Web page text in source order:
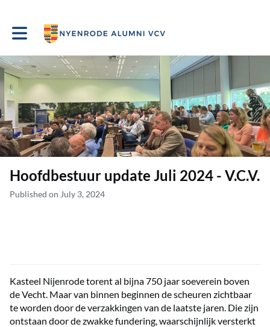
Toggle main navigation
Hoofdbestuur update Juli 2024 - V.C.V.
Published on July 3, 2024
Kasteel Nijenrode torent al bijna 750 jaar soeverein boven
de Vecht. Maar van binnen beginnen de scheuren zichtbaar
te worden door de verzakkingen van de laatste jaren. Die zijn
ontstaan door de zwakke fundering, waarschijnlijk versterkt